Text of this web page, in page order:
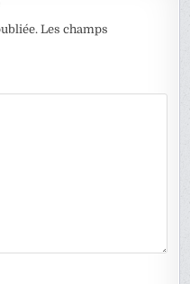
Les champs